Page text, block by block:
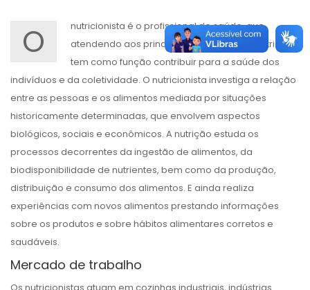
O
nutricionista é o profissional de saúde, que,
atendendo aos princípios da ciência da Nutrição,
tem como função contribuir para a saúde dos
indivíduos e da coletividade. O nutricionista investiga a relação
entre as pessoas e os alimentos mediada por situações
historicamente determinadas, que envolvem aspectos
biológicos, sociais e econômicos. A nutrição estuda os
processos decorrentes da ingestão de alimentos, da
biodisponibilidade de nutrientes, bem como da produção,
distribuição e consumo dos alimentos. E ainda realiza
experiências com novos alimentos prestando informações
sobre os produtos e sobre hábitos alimentares corretos e
saudáveis.
Mercado de trabalho
Os nutricionistas atuam em cozinhas industriais, indústrias